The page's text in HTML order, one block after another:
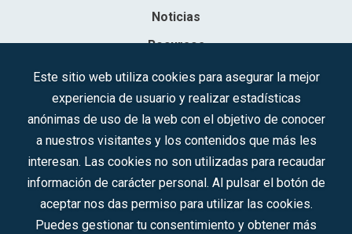
Noticias
Recursos
Contacto
Sociedad Mercantil Estatal para la Gestión de la Innovación y las
Tecnologías Turísticas, S.A.M.P.
Inscrita en el R.M. de Madrid, T, 12593, Se. 8, F. 129, H. 201.307.
C.I.F.: A-81/874.984
Síguenos en redes sociales:
Este sitio web utiliza cookies para asegurar la mejor
experiencia de usuario y realizar estadísticas
anónimas de uso de la web con el objetivo de conocer
a nuestros visitantes y los contenidos que más les
interesan. Las cookies no son utilizadas para recaudar
información de carácter personal. Al pulsar el botón de
aceptar nos das permiso para utilizar las cookies.
Puedes gestionar tu consentimiento y obtener más